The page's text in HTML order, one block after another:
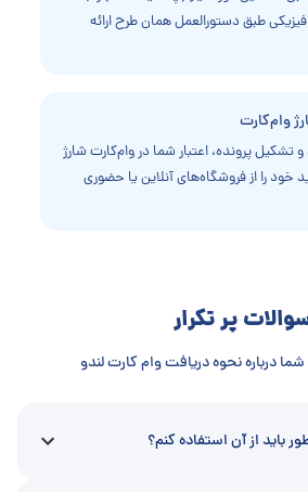
طبق دستورالعمل همان طرح ارائه
وام‌کارت
تشکیل پرونده، اعتبار شما در وام‌کارت شارژ
خود را از فروشگاه‌های آنلاین یا حضوری
پر تکرار
درباره نحوه دریافت وام کارت لندو
از آن استفاده کنم؟